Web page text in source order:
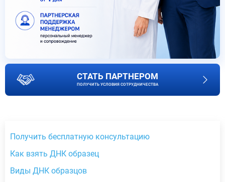
СТАТЬ ПАРТНЕРОМ
ПОЛУЧИТЬ УСЛОВИЯ СОТРУДНИЧЕСТВА
Получить бесплатную консультацию
Как взять ДНК образец
Виды ДНК образцов